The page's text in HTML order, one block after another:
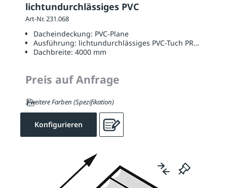
lichtundurchlässiges PVC
Art-Nr. 231.068
Dacheindeckung: PVC-Plane
Ausführung: lichtundurchlässiges PVC-Tuch
Dachbreite: 4000 mm
Preis auf Anfrage
3 weitere Farben (Spezifikation)
Konfigurieren